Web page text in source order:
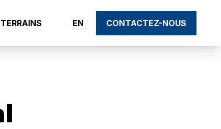
TERRAINS EN CONTACTEZ-NOUS